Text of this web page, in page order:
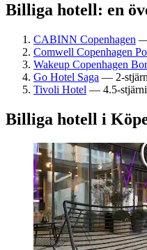
Billiga hotell: en
CABINN Copenhagen —
Comwell Copenhagen
Wakeup Copenhagen
Go Hotel Saga — 2-
Tivoli Hotel — 4.5-
Billiga hotell i